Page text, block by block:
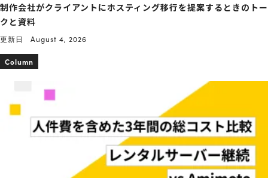
制作会社がクライアントにホスティング移行を提案するときのトー
クと資料
更新日 August 4, 2026
Column